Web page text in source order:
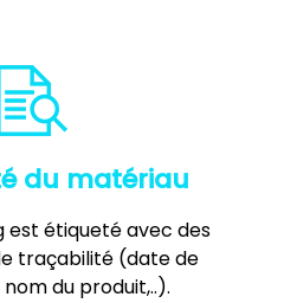
du matériau
est étiqueté avec des
traçabilité (date de
du produit,..).